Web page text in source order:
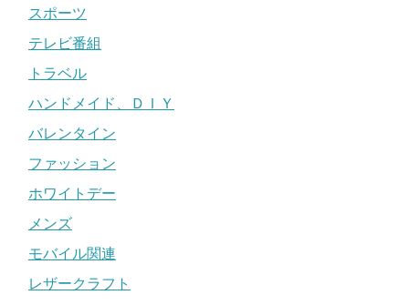
スポーツ
テレビ番組
トラベル
ハンドメイド、ＤＩＹ
バレンタイン
ファッション
ホワイトデー
メンズ
モバイル関連
レザークラフト